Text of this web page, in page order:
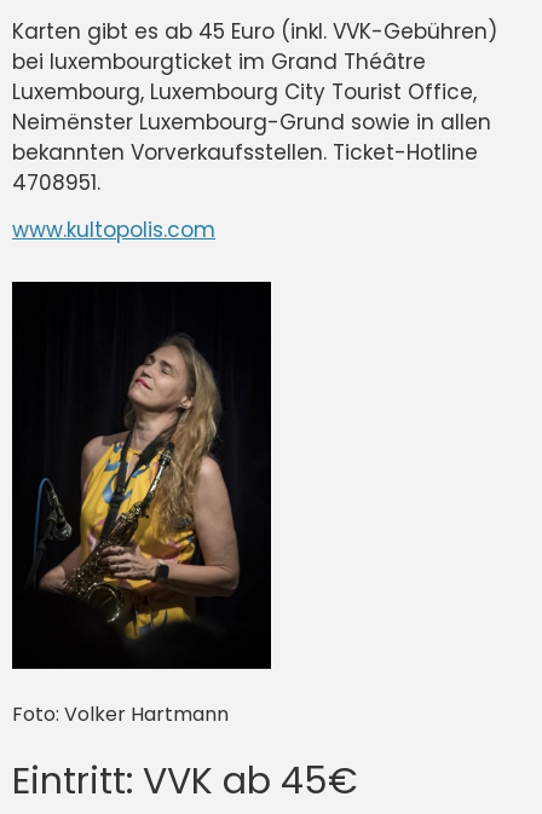
Karten gibt es ab 45 Euro (inkl. VVK-Gebühren)
bei luxembourgticket im Grand Théâtre
Luxembourg, Luxembourg City Tourist Office,
Neimënster Luxembourg-Grund sowie in allen
bekannten Vorverkaufsstellen. Ticket-Hotline
4708951.
www.kultopolis.com
Foto: Volker Hartmann
Eintritt: VVK ab 45€